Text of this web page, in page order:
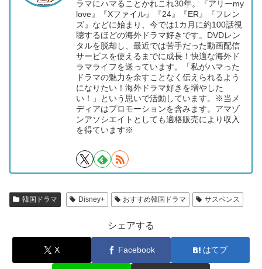
ラマにハマることかれこれ30年。『アリーmy
love』『Xファイル』『24』『ER』『フレン
ズ』などに始まり、今では1カ月に約100話視
聴するほどの海外ドラマ好きです。DVDレン
タルを脱却し、最近では苦手だった動画配信
サービスを使えるまでに成長！快適な海外ド
ラマライフを送っています。「私がハマった
ドラマの魅力を余すことなく伝えられるよう
になりたい！海外ドラマ好きを増やした
い！」という思いで活動しています。※当メ
ディアはプロモーションを含みます。アマゾ
ンアソシエイトとしても適格販売により収入
を得ています※
韓国ドラマ Disney+ おすすめ韓国ドラマ サスペンス
シェアする
X Facebook はてブ